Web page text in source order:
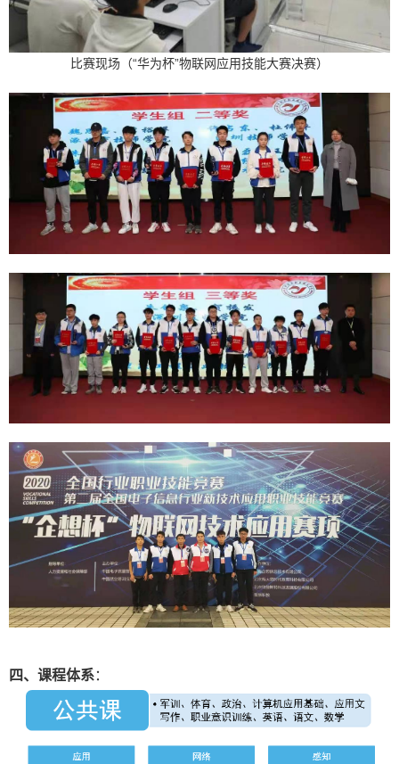
比赛现场（“华为杯”物联网应用技能大赛决赛）
四、课程体系：